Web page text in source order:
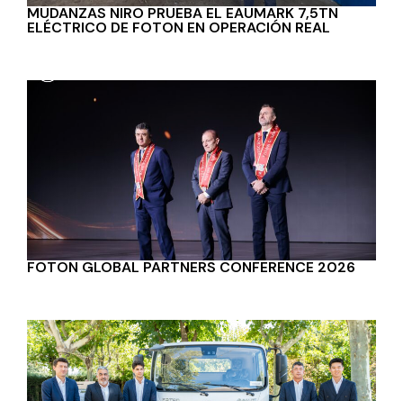
MUDANZAS NIRO PRUEBA EL EAUMARK 7,5TN
ELÉCTRICO DE FOTON EN OPERACIÓN REAL
FOTON GLOBAL PARTNERS CONFERENCE 2026